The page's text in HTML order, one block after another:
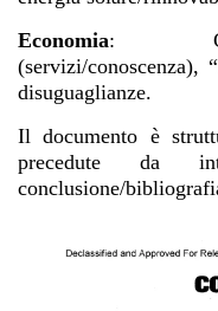
Economia:
(servizi/conoscenza),
disuguaglianze.
Il documento è
precedute da
conclusione/